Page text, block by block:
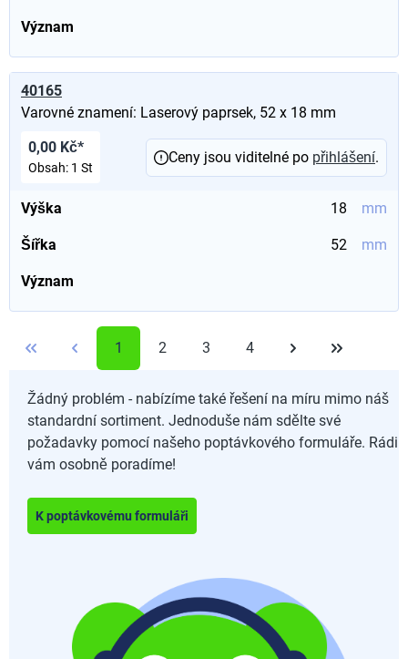
Význam
40165
Varovné znamení: Laserový paprsek, 52 x 18 mm
Výška 18 mm
Šířka 52 mm
Význam
0,00 Kč*
Obsah: 1 St
Ceny jsou viditelné po přihlášení.
1 2 3 4
Žádný problém - nabízíme také řešení na míru mimo náš
standardní sortiment. Jednoduše nám sdělte své
požadavky pomocí našeho poptávkového formuláře. Rádi
vám osobně poradíme!
K poptávkovému formuláři